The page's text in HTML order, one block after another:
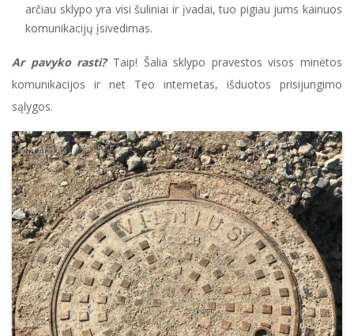
arčiau sklypo yra visi šuliniai ir įvadai, tuo pigiau jums kainuos
komunikacijų įsivedimas.
Ar pavyko rasti?Taip! Šalia sklypo pravestos visos minėtos
komunikacijos ir net Teo internetas, išduotos prisijungimo
sąlygos.